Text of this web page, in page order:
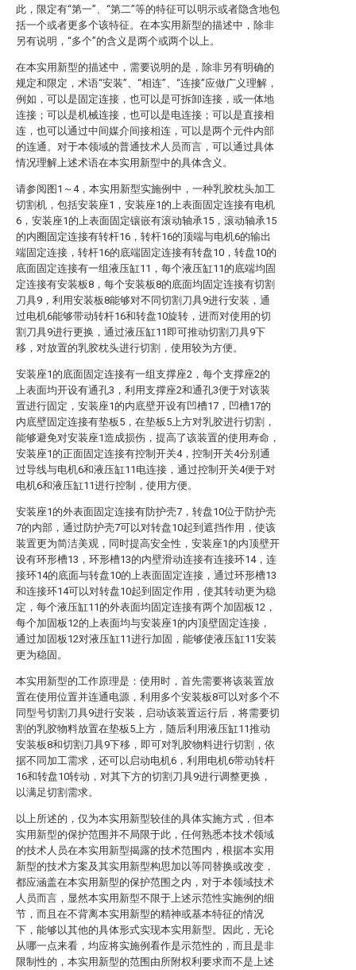
此，限定有“第一”、“第二”等的特征可以明示或者隐含地包
括一个或者更多个该特征。在本实用新型的描述中，除非
另有说明，“多个”的含义是两个或两个以上。
在本实用新型的描述中，需要说明的是，除非另有明确的
规定和限定，术语“安装”、“相连”、“连接”应做广义理解，
例如，可以是固定连接，也可以是可拆卸连接，或一体地
连接；可以是机械连接，也可以是电连接；可以是直接相
连，也可以通过中间媒介间接相连，可以是两个元件内部
的连通。对于本领域的普通技术人员而言，可以通过具体
情况理解上述术语在本实用新型中的具体含义。
请参阅图1～4，本实用新型实施例中，一种乳胶枕头加工
切割机，包括安装座1，安装座1的上表面固定连接有电机
6，安装座1的上表面固定镶嵌有滚动轴承15，滚动轴承15
的内圈固定连接有转杆16，转杆16的顶端与电机6的输出
端固定连接，转杆16的底端固定连接有转盘10，转盘10的
底面固定连接有一组液压缸11，每个液压缸11的底端均固
定连接有安装板8，每个安装板8的底面均固定连接有切割
刀具9，利用安装板8能够对不同切割刀具9进行安装，通
过电机6能够带动转杆16和转盘10旋转，进而对使用的切
割刀具9进行更换，通过液压缸11即可推动切割刀具9下
移，对放置的乳胶枕头进行切割，使用较为方便。
安装座1的底面固定连接有一组支撑座2，每个支撑座2的
上表面均开设有通孔3，利用支撑座2和通孔3便于对该装
置进行固定，安装座1的内底壁开设有凹槽17，凹槽17的
内底壁固定连接有垫板5，在垫板5上方对乳胶进行切割，
能够避免对安装座1造成损伤，提高了该装置的使用寿命，
安装座1的正面固定连接有控制开关4，控制开关4分别通
过导线与电机6和液压缸11电连接，通过控制开关4便于对
电机6和液压缸11进行控制，使用方便。
安装座1的外表面固定连接有防护壳7，转盘10位于防护壳
7的内部，通过防护壳7可以对转盘10起到遮挡作用，使该
装置更为简洁美观，同时提高安全性，安装座1的内顶壁开
设有环形槽13，环形槽13的内壁滑动连接有连接环14，连
接环14的底面与转盘10的上表面固定连接，通过环形槽13
和连接环14可以对转盘10起到固定作用，使其转动更为稳
定，每个液压缸11的外表面均固定连接有两个加固板12，
每个加固板12的上表面均与安装座1的内顶壁固定连接，
通过加固板12对液压缸11进行加固，能够使液压缸11安装
更为稳固。
本实用新型的工作原理是：使用时，首先需要将该装置放
置在使用位置并连通电源，利用多个安装板8可以对多个不
同型号切割刀具9进行安装，启动该装置运行后，将需要切
割的乳胶物料放置在垫板5上方，随后利用液压缸11推动
安装板8和切割刀具9下移，即可对乳胶物料进行切割，依
据不同加工需求，还可以启动电机6，利用电机6带动转杆
16和转盘10转动，对其下方的切割刀具9进行调整更换，
以满足切割需求。
以上所述的，仅为本实用新型较佳的具体实施方式，但本
实用新型的保护范围并不局限于此，任何熟悉本技术领域
的技术人员在本实用新型揭露的技术范围内，根据本实用
新型的技术方案及其实用新型构思加以等同替换或改变，
都应涵盖在本实用新型的保护范围之内，对于本领域技术
人员而言，显然本实用新型不限于上述示范性实施例的细
节，而且在不背离本实用新型的精神或基本特征的情况
下，能够以其他的具体形式实现本实用新型。因此，无论
从哪一点来看，均应将实施例看作是示范性的，而且是非
限制性的，本实用新型的范围由所附权利要求而不是上述